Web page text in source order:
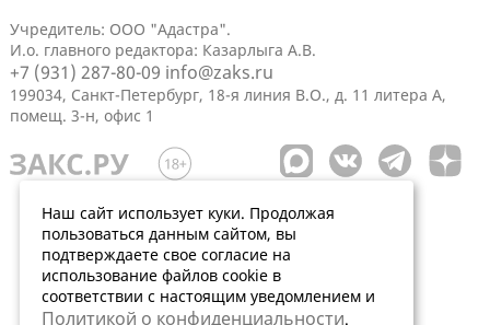
Учредитель: ООО "Адастра".
И.о. главного редактора: Казарлыга А.В.
+7 (931) 287-80-09 info@zaks.ru
199034, Санкт-Петербург, 18-я линия В.О., д. 11 литера А,
помещ. 3-н, офис 1
Наш сайт использует куки. Продолжая
пользоваться данным сайтом, вы
подтверждаете свое согласие на
использование файлов cookie в
соответствии с настоящим уведомлением и
Политикой о конфиденциальности.